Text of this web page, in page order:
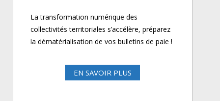
La transformation numérique des
collectivités territoriales s’accélère, préparez
la dématérialisation de vos bulletins de paie !
EN SAVOIR PLUS